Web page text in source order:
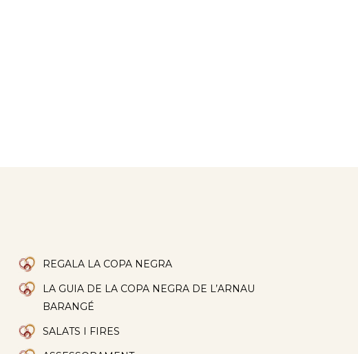
REGALA LA COPA NEGRA
LA GUIA DE LA COPA NEGRA DE L’ARNAU
BARANGÉ
SALATS I FIRES